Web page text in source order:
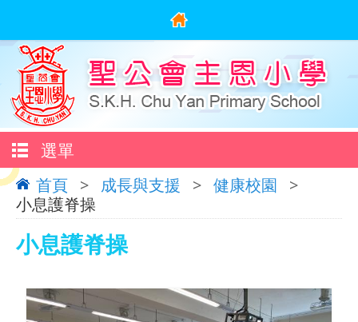
選單
首頁 > 成長與支援 > 健康校園
>
小息護脊操
小息護脊操